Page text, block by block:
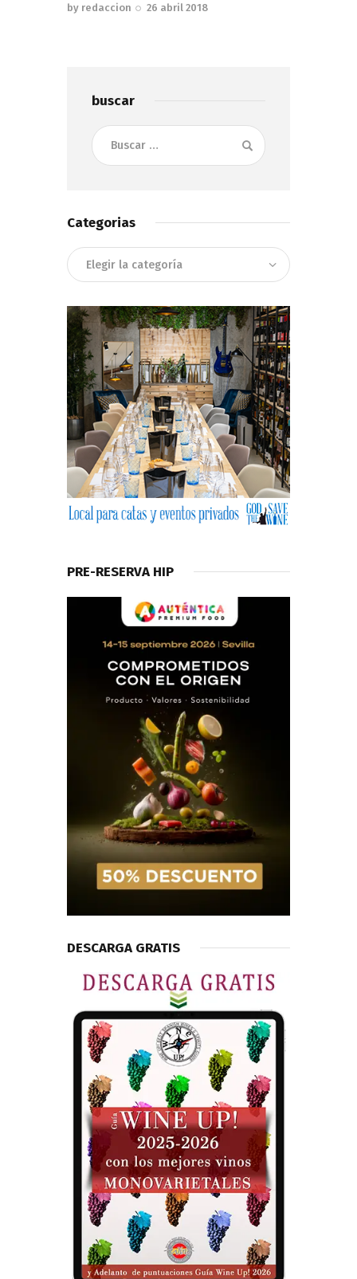
by redaccion 26 abril 2018
buscar
Buscar:
Categorias
Categorias
PRE-RESERVA HIP
DESCARGA GRATIS